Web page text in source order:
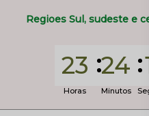
• Lavar
• Secar à sombra.
• Passar em temperatura
Regioes Sul, sudeste e
23
Horas
24
Minutos